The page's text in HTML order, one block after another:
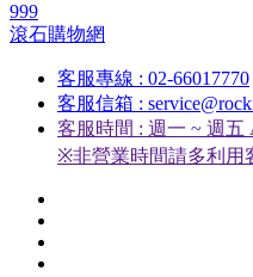
999
滾石購物網
客服專線 : 02-66017770
客服信箱 :
客服時間 : 週一 ~ 週五
※非營業時間請多利用